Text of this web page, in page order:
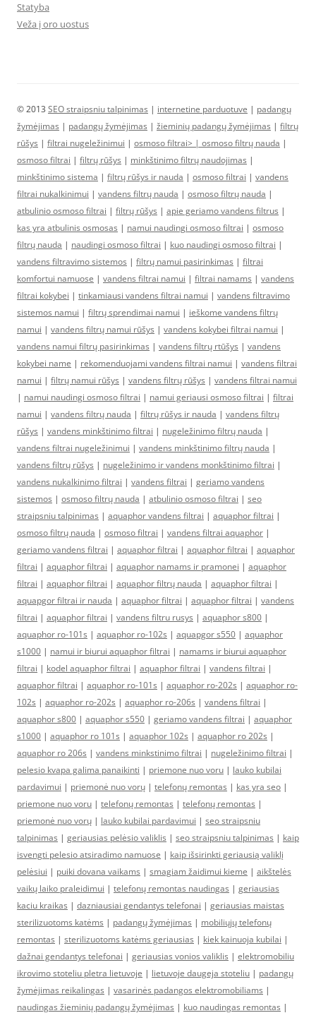
Statyba
Veža į oro uostus
© 2013 SEO straipsniu talpinimas | internetine parduotuve | padangų
žymėjimas | padangų žymėjimas | žieminių padangų žymėjimas | filtrų
rūšys | filtrai nugeležinimui | osmoso filtrai> | osmoso filtrų nauda |
osmoso filtrai | filtrų rūšys | minkštinimo filtrų naudojimas |
minkštinimo sistema | filtrų rūšys ir nauda | osmoso filtrai | vandens
filtrai nukalkinimui | vandens filtrų nauda | osmoso filtrų nauda |
atbulinio osmoso filtrai | filtrų rūšys | apie geriamo vandens filtrus |
kas yra atbulinis osmosas | namui naudingi osmoso filtrai | osmoso
filtrų nauda | naudingi osmoso filtrai | kuo naudingi osmoso filtrai |
vandens filtravimo sistemos | filtrų namui pasirinkimas | filtrai
komfortui namuose | vandens filtrai namui | filtrai namams | vandens
filtrai kokybei | tinkamiausi vandens filtrai namui | vandens filtravimo
sistemos namui | filtrų sprendimai namui | ieškome vandens filtrų
namui | vandens filtrų namui rūšys | vandens kokybei filtrai namui |
vandens namui filtrų pasirinkimas | vandens filtrų rtūšys | vandens
kokybei name | rekomenduojami vandens filtrai namui | vandens filtrai
namui | filtrų namui rūšys | vandens filtrų rūšys | vandens filtrai namui
| namui naudingi osmoso filtrai | namui geriausi osmoso filtrai | filtrai
namui | vandens filtrų nauda | filtrų rūšys ir nauda | vandens filtrų
rūšys | vandens minkštinimo filtrai | nugeležinimo filtrų nauda |
vandens filtrai nugeležinimui | vandens minkštinimo filtrų nauda |
vandens filtrų rūšys | nugeležinimo ir vandens monkštinimo filtrai |
vandens nukalkinimo filtrai | vandens filtrai | geriamo vandens
sistemos | osmoso filtrų nauda | atbulinio osmoso filtrai | seo
straipsniu talpinimas | aquaphor vandens filtrai | aquaphor filtrai |
osmoso filtrų nauda | osmoso filtrai | vandens filtrai aquaphor |
geriamo vandens filtrai | aquaphor filtrai | aquaphor filtrai | aquaphor
filtrai | aquaphor filtrai | aquaphor namams ir pramonei | aquaphor
filtrai | aquaphor filtrai | aquaphor filtrų nauda | aquaphor filtrai |
aquapgor filtrai ir nauda | aquaphor filtrai | aquaphor filtrai | vandens
filtrai | aquaphor filtrai | vandens filtru rusys | aquaphor s800 |
aquaphor ro-101s | aquaphor ro-102s | aquapgor s550 | aquaphor
s1000 | namui ir biurui aquaphor filtrai | namams ir biurui aquaphor
filtrai | kodel aquaphor filtrai | aquaphor filtrai | vandens filtrai |
aquaphor filtrai | aquaphor ro-101s | aquaphor ro-202s | aquaphor ro-
102s | aquaphor ro-202s | aquaphor ro-206s | vandens filtrai |
aquaphor s800 | aquaphor s550 | geriamo vandens filtrai | aquaphor
s1000 | aquaphor ro 101s | aquaphor 102s | aquaphor ro 202s |
aquaphor ro 206s | vandens minkstinimo filtrai | nugeležinimo filtrai |
pelesio kvapa galima panaikinti | priemone nuo voru | lauko kubilai
pardavimui | priemonė nuo vorų | telefonų remontas | kas yra seo |
priemone nuo voru | telefonų remontas | telefonų remontas |
priemonė nuo vorų | lauko kubilai pardavimui | seo straipsniu
talpinimas | geriausias pelėsio valiklis | seo straipsniu talpinimas | kaip
isvengti pelesio atsiradimo namuose | kaip išsirinkti geriausią valiklį
pelėsiui | puiki dovana vaikams | smagiam žaidimui kieme | aikštelės
vaikų laiko praleidimui | telefonų remontas naudingas | geriausias
kaciu kraikas | dazniausiai gendantys telefonai | geriausias maistas
sterilizuotoms katėms | padangų žymėjimas | mobiliųjų telefonų
remontas | sterilizuotoms katėms geriausias | kiek kainuoja kubilai |
dažnai gendantys telefonai | geriausias vonios valiklis | elektromobiliu
ikrovimo stoteliu pletra lietuvoje | lietuvoje daugeja stoteliu | padangų
žymėjimas reikalingas | vasarinės padangos elektromobiliams |
naudingas žieminių padangų žymėjimas | kuo naudingas remontas |